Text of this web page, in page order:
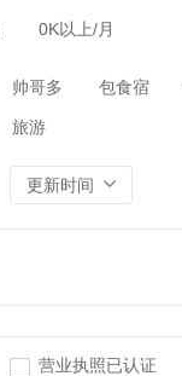
0K以上/月
帅哥多 包食宿
旅游
更新时间
营业执照已认证